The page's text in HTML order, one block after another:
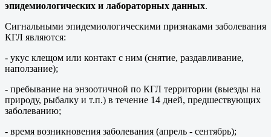
эпидемиологических и лабораторных данных.
Сигнальными эпидемиологическими признаками заболевания
КГЛ являются:
- укус клещом или контакт с ним (снятие, раздавливание,
наползание);
- пребывание на энзоотичной по КГЛ территории (выезды на
природу, рыбалку и т.п.) в течение 14 дней, предшествующих
заболеванию;
- время возникновения заболевания (апрель - сентябрь);